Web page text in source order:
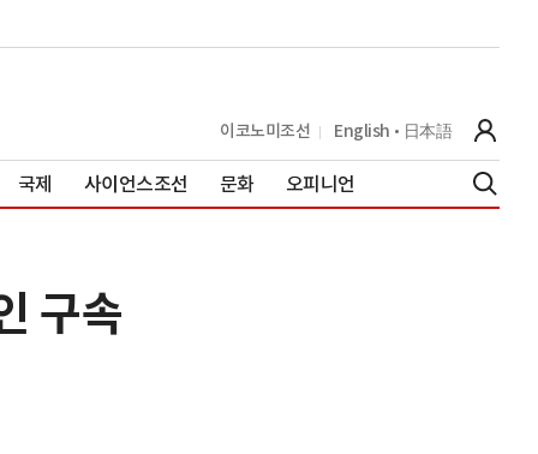
이코노미조선 English 日本語
국제 사이언스조선 문화 오피니언
구속